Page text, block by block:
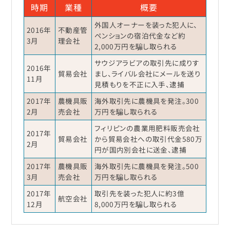
時期 業種 概要
2016年
3月
不動産管
理会社
外国人オーナーを装った犯人に、
ペンションの宿泊代金など約
2,000万円を騙し取られる
2016年
11月
貿易会社
サウジアラビアの取引先に成りす
まし、ライバル会社にメールを送り
見積もりを不正に入手、逮捕
2017年
2月
農機具販
売会社
海外取引先に農機具を発注。300
万円を騙し取られる
2017年
2月
貿易会社
フィリピンの農業用肥料販売会社
から貿易会社への取引代金580万
円が国内別会社に送金、逮捕
2017年
3月
農機具販
売会社
海外取引先に農機具を発注。500
万円を騙し取られる
2017年
12月
航空会社
取引先を装った犯人に約3億
8,000万円を騙し取られる